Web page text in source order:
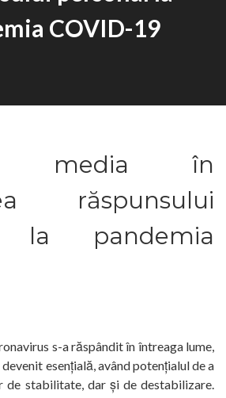
COVID-19
media în
răspunsului
la pandemia
s-a răspândit în întreaga lume,
esențială, având potențialul de a
de stabilitate, dar și de destabilizare.